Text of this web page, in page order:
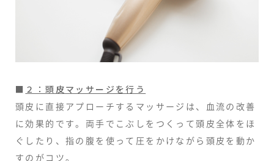
■ ２：頭皮マッサージを行う
頭皮に直接アプローチするマッサージは、血流の改善
に効果的です。両手でこぶしをつくって頭皮全体をほ
ぐしたり、指の腹を使って圧をかけながら頭皮を動か
すのがコツ。